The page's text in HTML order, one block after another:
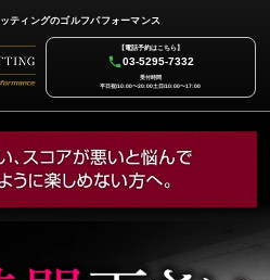
ティングのゴルフパフォーマンス
受付時間
平日祝/10:00〜20:00土日/10:00〜17:00
【電話予約はこちら】
03-5295-7332